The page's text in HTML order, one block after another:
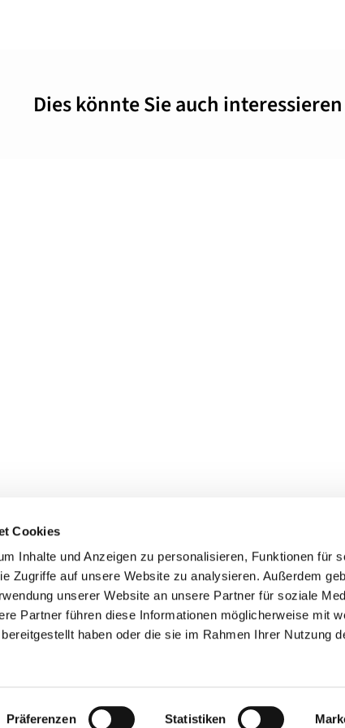
Cookies
Inhalte und Anzeigen zu personalisieren, Funktionen für
Zugriffe auf unsere Website zu analysieren. Außerdem
unserer Website an unsere Partner für soziale
Partner führen diese Informationen möglicherweise mit
haben oder die sie im Rahmen Ihrer Nutzung
Präferenzen Statistiken
Dies könnte Sie auch interessieren
Anklam-Greifswald · Bahnhofstr. 15, 17489 Greifswald+49
Kontaktinformationen
Impressum
Hinweisgebersystem